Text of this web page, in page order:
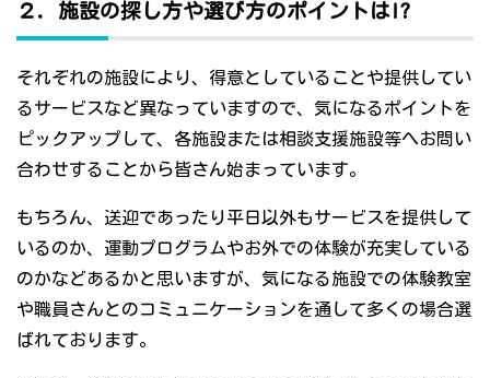
２．施設の探し方や選び方のポイントは!?
それぞれの施設により、得意としていることや提供してい
るサービスなど異なっていますので、気になるポイントを
ピックアップして、各施設または相談支援施設等へお問い
合わせすることから皆さん始まっています。
もちろん、送迎であったり平日以外もサービスを提供して
いるのか、運動プログラムやお外での体験が充実している
のかなどあるかと思いますが、気になる施設での体験教室
や職員さんとのコミュニケーションを通して多くの場合選
ばれております。